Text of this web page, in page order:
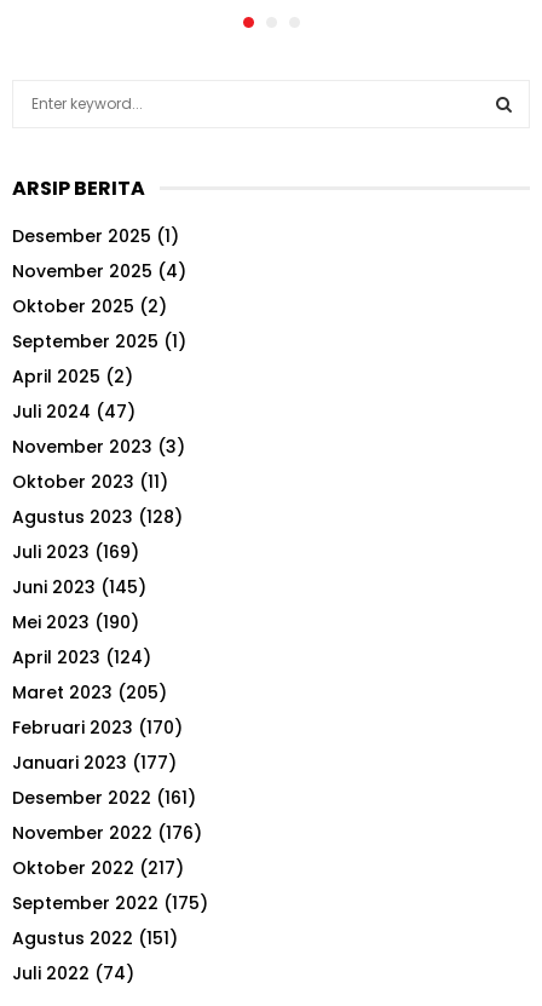
c
f
o
r
ARSIP BERITA
Desember 2025 (1)
November 2025 (4)
Oktober 2025 (2)
September 2025 (1)
April 2025 (2)
Juli 2024 (47)
November 2023 (3)
Oktober 2023 (11)
Agustus 2023 (128)
Juli 2023 (169)
Juni 2023 (145)
Mei 2023 (190)
April 2023 (124)
Maret 2023 (205)
Februari 2023 (170)
Januari 2023 (177)
Desember 2022 (161)
November 2022 (176)
Oktober 2022 (217)
September 2022 (175)
Agustus 2022 (151)
Juli 2022 (74)